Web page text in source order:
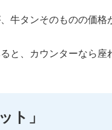
牛タンそのものの価格
と、カウンターなら座
ト」